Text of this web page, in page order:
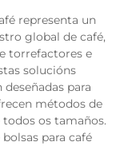
representa un
global de café,
torrefactores e
solucións
para
métodos de
os tamaños.
para café